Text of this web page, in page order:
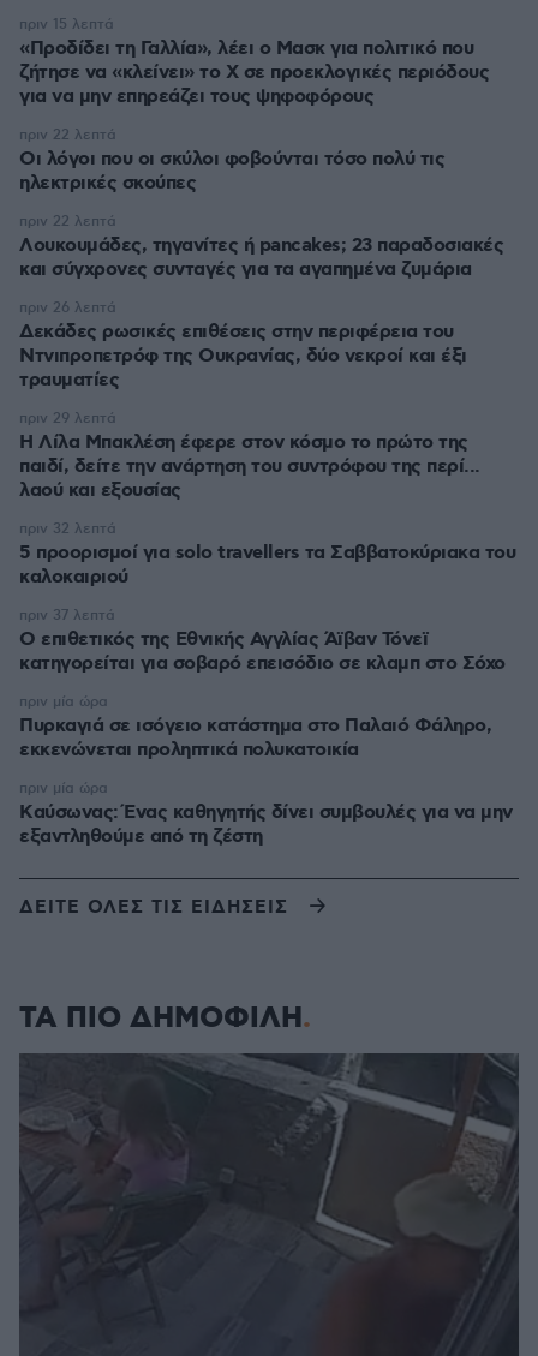
«Προδίδει τη Γαλλία», λέει ο Μασκ για πολιτικό που
ζήτησε να «κλείνει» το X σε προεκλογικές περιόδους
για να μην επηρεάζει τους ψηφοφόρους
πριν 15 λεπτά
Οι λόγοι που οι σκύλοι φοβούνται τόσο πολύ τις
ηλεκτρικές σκούπες
πριν 22 λεπτά
Λουκουμάδες, τηγανίτες ή pancakes; 23 παραδοσιακές
και σύγχρονες συνταγές για τα αγαπημένα ζυμάρια
πριν 22 λεπτά
Δεκάδες ρωσικές επιθέσεις στην περιφέρεια του
Ντνιπροπετρόφ της Ουκρανίας, δύο νεκροί και έξι
τραυματίες
πριν 26 λεπτά
Η Λίλα Μπακλέση έφερε στον κόσμο το πρώτο της
παιδί, δείτε την ανάρτηση του συντρόφου της περί...
λαού και εξουσίας
πριν 29 λεπτά
5 προορισμοί για solo travellers τα Σαββατοκύριακα του
καλοκαιριού
πριν 32 λεπτά
Ο επιθετικός της Εθνικής Αγγλίας Άϊβαν Τόνεϊ
κατηγορείται για σοβαρό επεισόδιο σε κλαμπ στο Σόχο
πριν 37 λεπτά
Πυρκαγιά σε ισόγειο κατάστημα στο Παλαιό Φάληρο,
εκκενώνεται προληπτικά πολυκατοικία
πριν μία ώρα
Kαύσωνας: Ένας καθηγητής δίνει συμβουλές για να μην
εξαντληθούμε από τη ζέστη
πριν μία ώρα
ΔΕΙΤΕ ΟΛΕΣ ΤΙΣ ΕΙΔΗΣΕΙΣ
ΤΑ ΠΙΟ ΔΗΜΟΦΙΛΗ